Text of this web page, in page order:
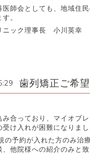
師会としても、地域住
。
ック理事長 小川英幸
歯列矯正ご希
合っており、マイオブ
け入れが困難になりまし
予約が入れた方のみ治
他院様への紹介のみと致